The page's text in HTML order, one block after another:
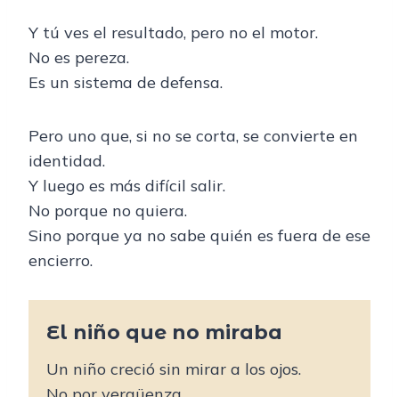
Y tú ves el resultado, pero no el motor.
No es pereza.
Es un sistema de defensa.
Pero uno que, si no se corta, se convierte en
identidad.
Y luego es más difícil salir.
No porque no quiera.
Sino porque ya no sabe quién es fuera de ese
encierro.
El niño que no miraba
Un niño creció sin mirar a los ojos.